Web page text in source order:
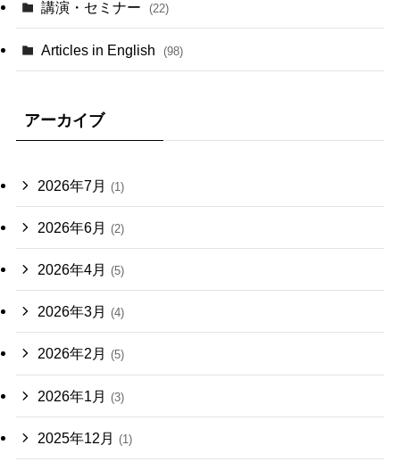
講演・セミナー (22)
Articles in English (98)
アーカイブ
2026年7月 (1)
2026年6月 (2)
2026年4月 (5)
2026年3月 (4)
2026年2月 (5)
2026年1月 (3)
2025年12月 (1)